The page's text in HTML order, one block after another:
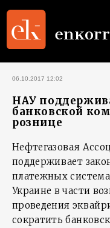
06.10.2017 12:02
НАУ
банковской
рознице
Нефтегазовая
поддерживает
платежных
Украине в части
проведения
сократить